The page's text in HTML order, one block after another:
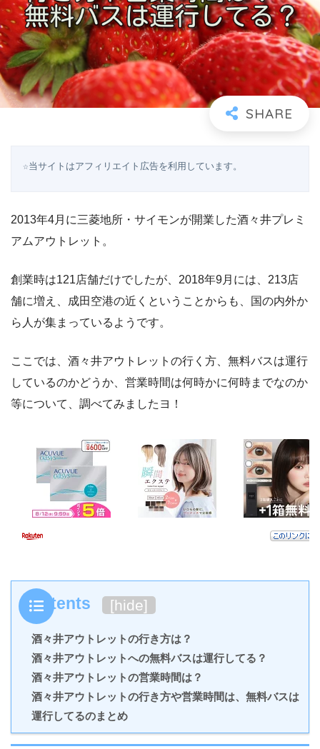
☆当サイトはアフィリエイト広告を利用しています。
2013年4月に三菱地所・サイモンが開業した酒々井プレミ
アムアウトレット。
創業時は121店舗だけでしたが、2018年9月には、213店
舗に増え、成田空港の近くということからも、国の内外か
ら人が集まっているようです。
ここでは、酒々井アウトレットの行く方、無料バスは運行
しているのかどうか、営業時間は何時かに何時までなのか
等について、調べてみましたヨ！
Contents [hide]
酒々井アウトレットの行き方は？
酒々井アウトレットへの無料バスは運行してる？
酒々井アウトレットの営業時間は？
酒々井アウトレットの行き方や営業時間は、無料バスは
運行してるのまとめ